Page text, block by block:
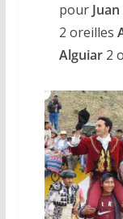
pour
2 oreilles
Alguiar2